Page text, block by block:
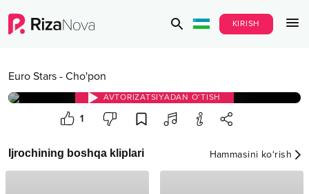
KIRISH
Euro Stars - Cho'pon
AVTORIZATSIYADAN O‘TISH
1
Ijrochining boshqa kliplari Hammasini ko‘rish